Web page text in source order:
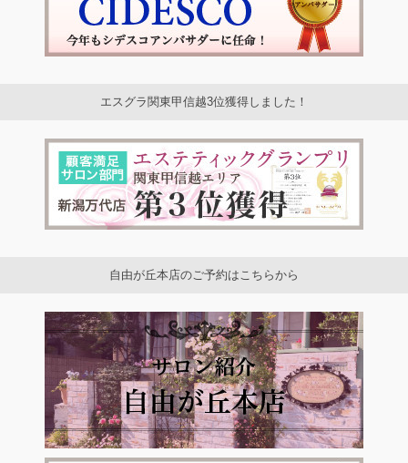
エスグラ関東甲信越3位獲得しました！
自由が丘本店のご予約はこちらから